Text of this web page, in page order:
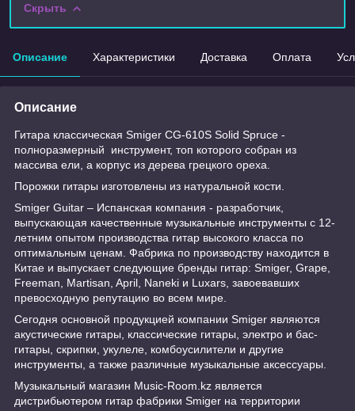
Скрыть
Описание Характеристики Доставка Оплата
Описание
Гитара классическая Smiger CG-610S Solid Spruce -
полноразмерный инструмент, топ которого собран из
массива ели, а корпус из дерева грецкого ореха.
Порожки гитары изготовлены из натуральной кости.
Smiger Guitar – Испанская компания - разработчик,
выпускающая качественные музыкальные инструменты с 12-
летним опытом производства гитар высокого класса по
оптимальным ценам. Фабрика по производству находится в
Китае и выпускает следующие бренды гитар: Smiger, Grape,
Freeman, Martisan, April, Naneki и Luxars, завоевавших
превосходную репутацию во всем мире.
Сегодня основной продукцией компании Smiger являются
акустические гитары, классические гитары, электро и бас-
гитары, скрипки, укулеле, комбоусилители и другие
инструменты, а также различные музыкальные аксессуары.
Музыкальный магазин Music-Room.kz является
дистрибьютером гитар фабрики Smiger на территории